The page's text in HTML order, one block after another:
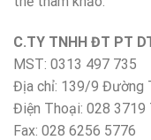
C.TY TNHH ĐT PT
MST: 0313 497 735
Địa chỉ: 139/9 Đường
Điện Thoại: 028 3719
Fax: 028 6256 5776